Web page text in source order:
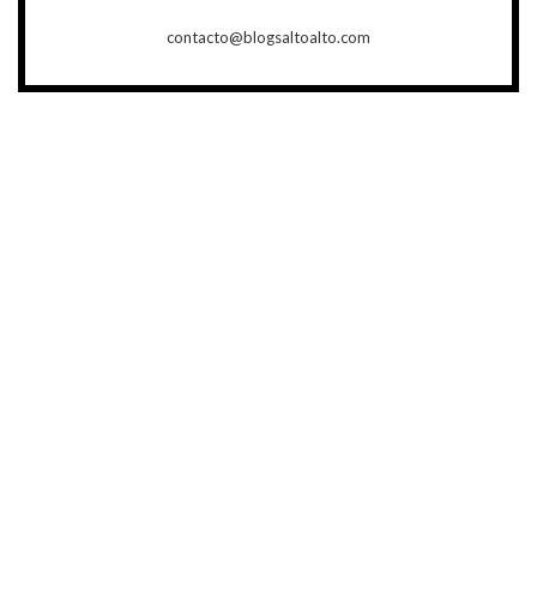
contacto@blogsaltoalto.com